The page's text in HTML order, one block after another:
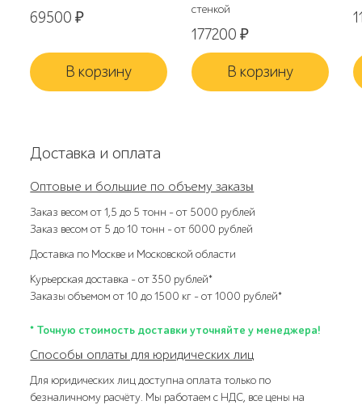
69500₽
В корзину
стенкой
177200₽
В корзину
Доставка и оплата
Оптовые и большие по объему заказы
Заказ весом от 1,5 до 5 тонн – от 5000 рублей
Заказ весом от 5 до 10 тонн – от 6000 рублей
Доставка по Москве и Московской области
Курьерская доставка – от 350 рублей*
Заказы объемом от 10 до 1500 кг – от 1000 рублей*
* Точную стоимость доставки уточняйте у менеджера!
Способы оплаты для юридических лиц
Для юридических лиц доступна оплата только по
безналичному расчёту. Мы работаем с НДС, все цены на